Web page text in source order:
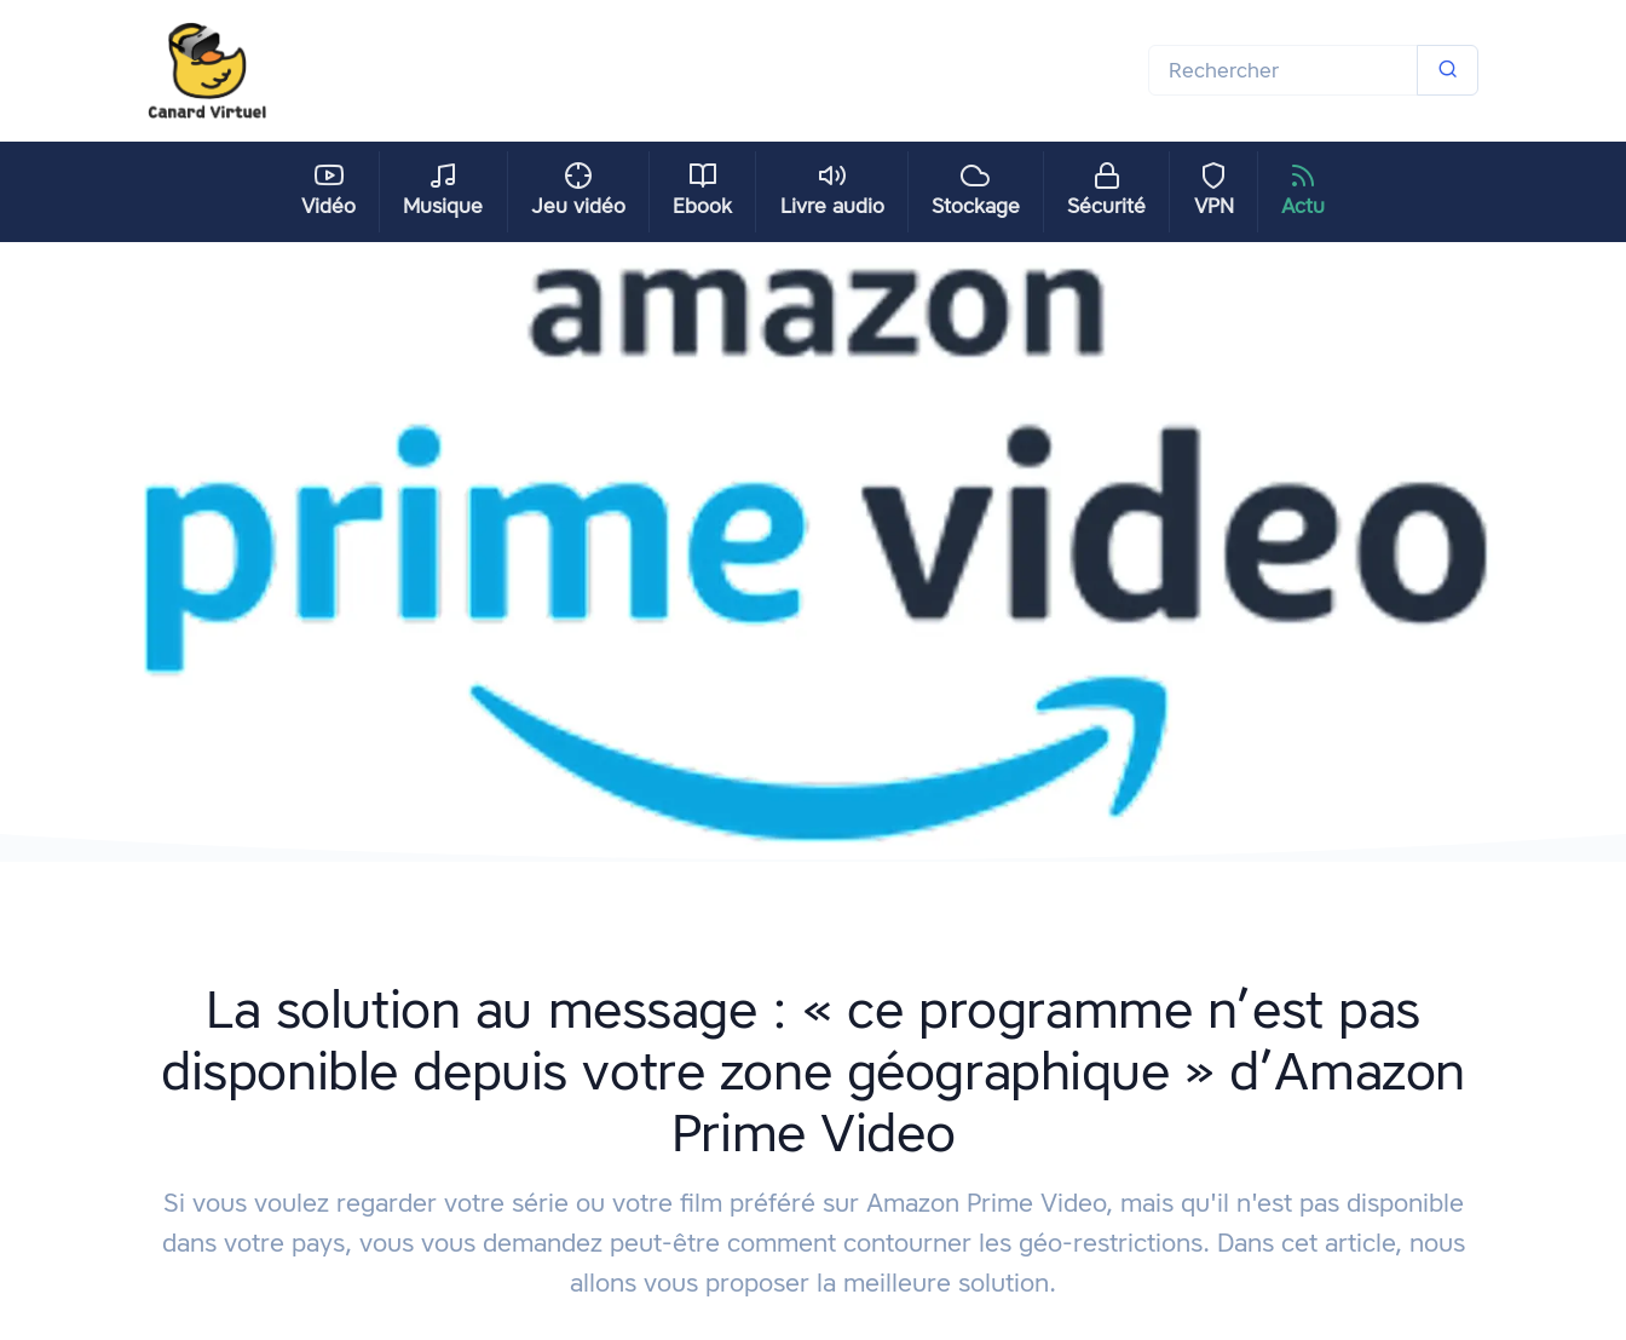
Vidéo Musique Jeu vidéo Ebook Livre audio Stockage Sécurité VPN Actu
La solution au message : « ce programme n’est pas
disponible depuis votre zone géographique » d’Amazon
Prime Video
Si vous voulez regarder votre série ou votre film préféré sur Amazon Prime Video, mais qu'il n'est pas disponible
dans votre pays, vous vous demandez peut-être comment contourner les géo-restrictions. Dans cet article, nous
allons vous proposer la meilleure solution.